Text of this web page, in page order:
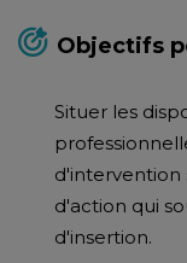
Objectifs
Situer les
d'intervention
d'action qui
d'insertion.